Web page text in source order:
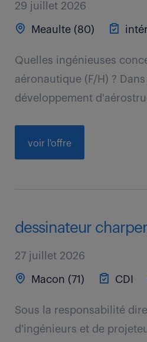
29 juillet 2026
Meaulte (80)
Quelles ingénieuses
aéronautique (F/H) ?
développement
voir l'offre
dessinateur
27 juillet 2026
Macon (71) CDI
Sous la responsabilité
d'ingénieurs et de